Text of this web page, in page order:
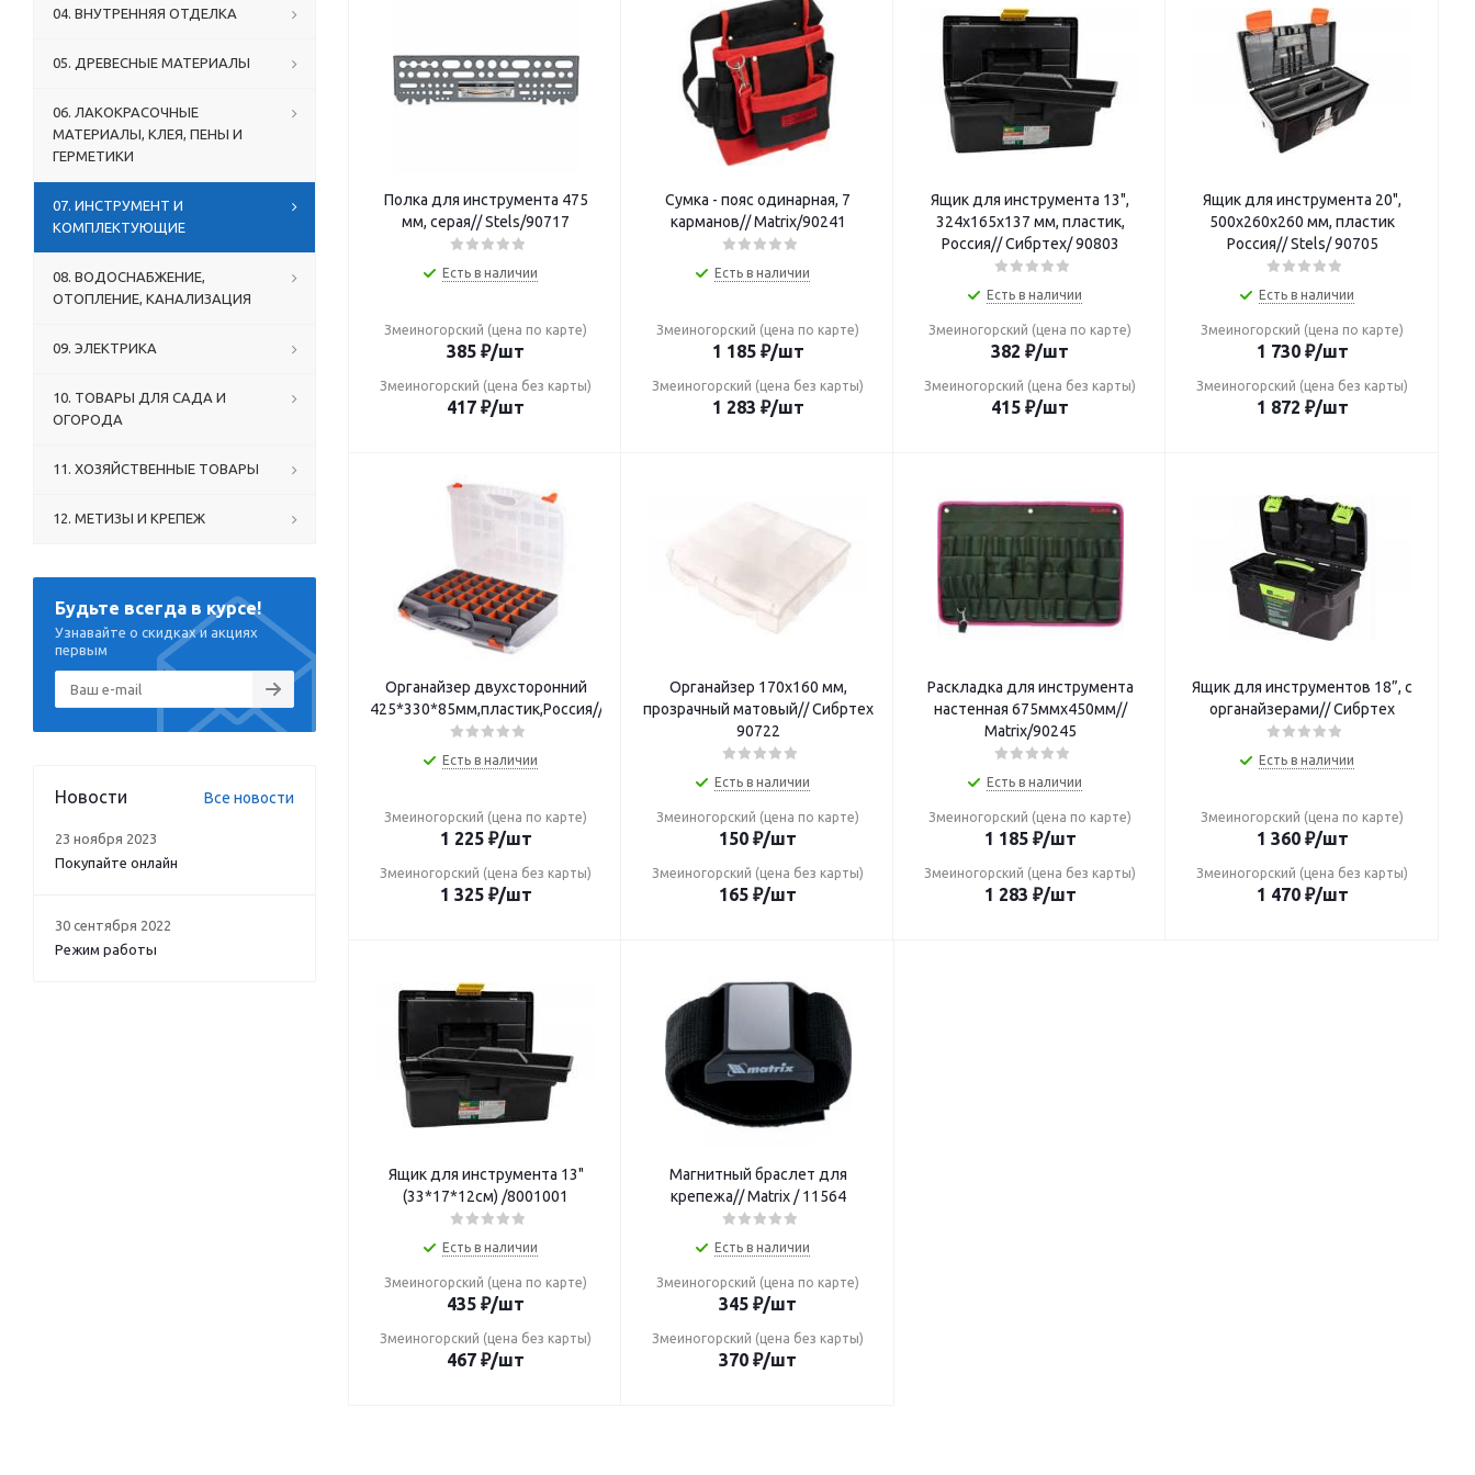
Полка для инструмента 475
мм, серая// Stels/90717
Есть в наличии
Змеиногорский (цена по карте)
385 ₽/шт
Змеиногорский (цена без карты)
417 ₽/шт
Сумка - пояс одинарная, 7
карманов// Matrix/90241
Есть в наличии
Змеиногорский (цена по карте)
1 185₽/шт
Змеиногорский (цена без карты)
1 283 ₽/шт
Ящик для инструмента 13",
324х165х137 мм, пластик,
Россия// Сибртех/ 90803
Есть в наличии
Змеиногорский (цена по карте)
382 ₽/шт
Змеиногорский (цена без карты)
415 ₽/шт
Ящик для инструмента 20",
500х260х260 мм, пластик
Россия// Stels/ 90705
Есть в наличии
Змеиногорский (цена по карте)
1 730₽/шт
Змеиногорский (цена без карты)
1 872 ₽/шт
Органайзер двухсторонний
425*330*85мм,пластик,Россия//Stels
Есть в наличии
Змеиногорский (цена по карте)
1 225₽/шт
Змеиногорский (цена без карты)
1 325₽/шт
Органайзер 170x160 мм,
прозрачный матовый// Сибртех
90722
Есть в наличии
Змеиногорский (цена по карте)
150 ₽/шт
Змеиногорский (цена без карты)
165 ₽/шт
Раскладка для инструмента
настенная 675ммх450мм//
Matrix/90245
Есть в наличии
Змеиногорский (цена по карте)
1 185₽/шт
Змеиногорский (цена без карты)
1 283 ₽/шт
Ящик для инструментов 18”, с
органайзерами// Сибртех
Есть в наличии
Змеиногорский (цена по карте)
1 360₽/шт
Змеиногорский (цена без карты)
1 470₽/шт
Ящик для инструмента 13"
(33*17*12см) /8001001
Есть в наличии
Змеиногорский (цена по карте)
435 ₽/шт
Змеиногорский (цена без карты)
467 ₽/шт
Магнитный браслет для
крепежа// Matrix / 11564
Есть в наличии
Змеиногорский (цена по карте)
345 ₽/шт
Змеиногорский (цена без карты)
370 ₽/шт
04. ВНУТРЕННЯЯ ОТДЕЛКА
05. ДРЕВЕСНЫЕ МАТЕРИАЛЫ
06. ЛАКОКРАСОЧНЫЕ
МАТЕРИАЛЫ, КЛЕЯ, ПЕНЫ И
ГЕРМЕТИКИ
07. ИНСТРУМЕНТ И
КОМПЛЕКТУЮЩИЕ
08. ВОДОСНАБЖЕНИЕ,
ОТОПЛЕНИЕ, КАНАЛИЗАЦИЯ
09. ЭЛЕКТРИКА
10. ТОВАРЫ ДЛЯ САДА И
ОГОРОДА
11. ХОЗЯЙСТВЕННЫЕ ТОВАРЫ
12. МЕТИЗЫ И КРЕПЕЖ
Будьте всегда в курсе!
Узнавайте о скидках и акциях
первым
Новости Все новости
23 ноября 2023
Покупайте онлайн
30 сентября 2022
Режим работы